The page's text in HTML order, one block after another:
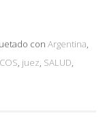
con Argentina,
, juez, SALUD,